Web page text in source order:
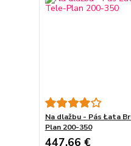
Na dlažbu - Pás Łata
Plan 200-350
447,66 €